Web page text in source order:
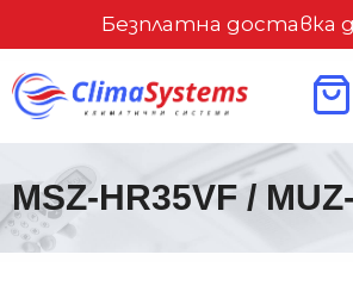
съдържанието
Безплатна доставка
MSZ-HR35VF /